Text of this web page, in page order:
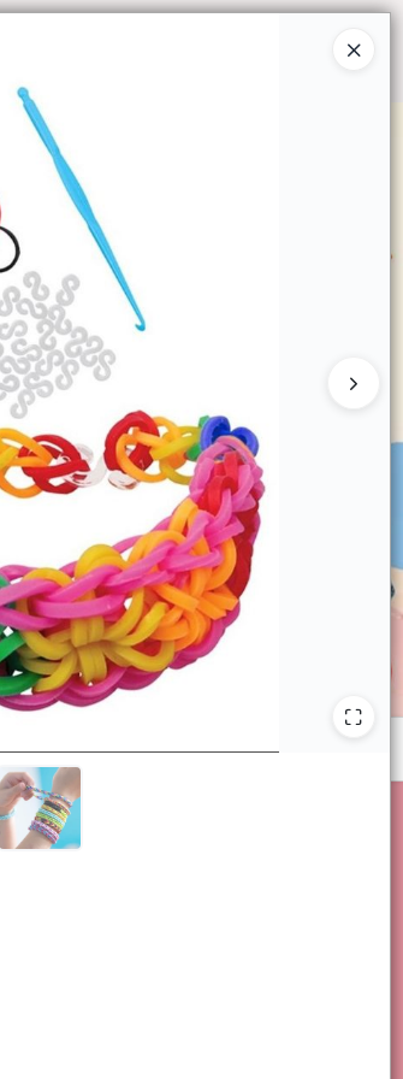
QUIÉNES SOMOS